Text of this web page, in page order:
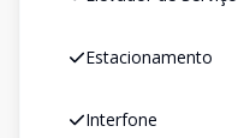
Estacionamento
Interfone